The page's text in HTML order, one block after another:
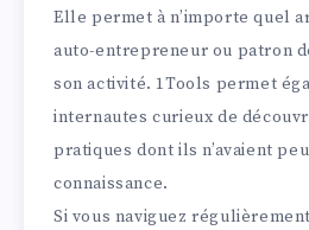
Elle permet à n’importe quel
auto-entrepreneur ou patron
son activité. 1Tools permet
internautes curieux de
pratiques dont ils n’avaient
connaissance.
Si vous naviguez